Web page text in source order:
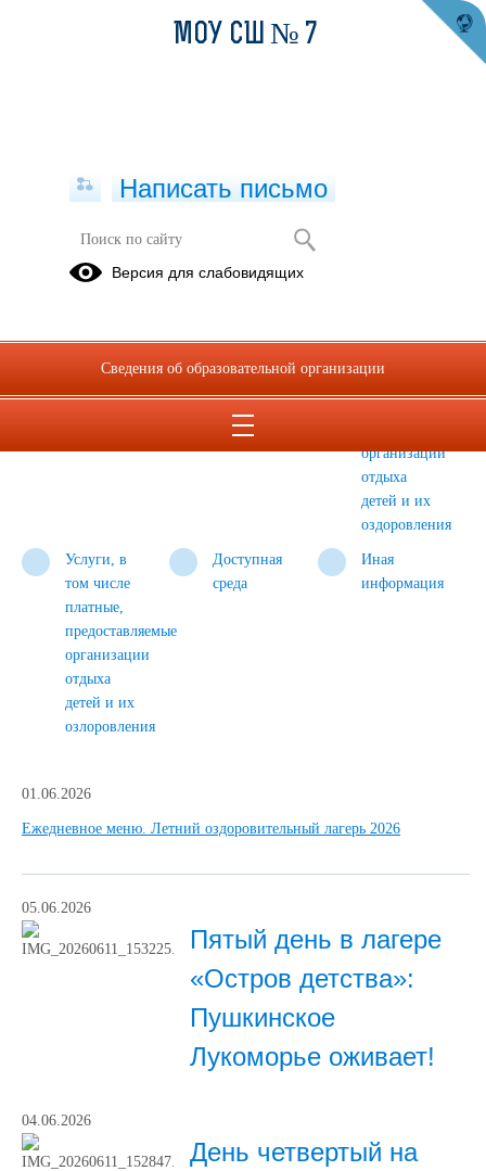
Организация отдыха детей и их
оздоровления
обеспечение
организации
отдыха
детей и их
оздоровления
Услуги, в
том числе
платные,
предоставляемые
организации
отдыха
детей и их
озлоровления
Доступная
cреда
Иная
информация
01.06.2026
Ежедневное меню. Летний оздоровительный лагерь 2026
05.06.2026
Пятый день в лагере
«Остров детства»:
Пушкинское
Лукоморье оживает!
04.06.2026
День четвертый на
МОУ СШ № 7
Написать письмо
Версия для слабовидящих
Сведения об образовательной организации